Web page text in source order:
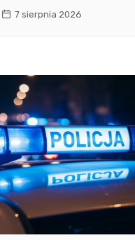
7 sierpnia 2026